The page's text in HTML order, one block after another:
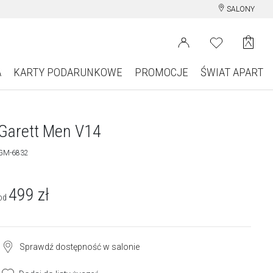
SALONY
KARTY PODARUNKOWE PROMOCJE ŚWIAT APART
Men V14
6832
499 zł
Sprawdź dostępność w salonie